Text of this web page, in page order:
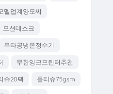
델업계양모씨
모션데스크
무타공냉온정수기
무한잉크프린터추천
슈20팩 물티슈75gsm